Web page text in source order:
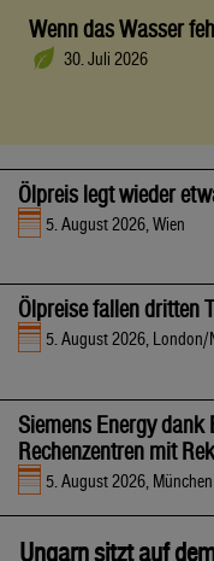
Wenn das Wasser
30. Juli 2026
Ölpreis legt wieder
5. August 2026, Wien
Ölpreise fallen dritten
5. August 2026, London/
Siemens Energy dank
Rechenzentren mit
5. August 2026, München
Ungarn sitzt auf